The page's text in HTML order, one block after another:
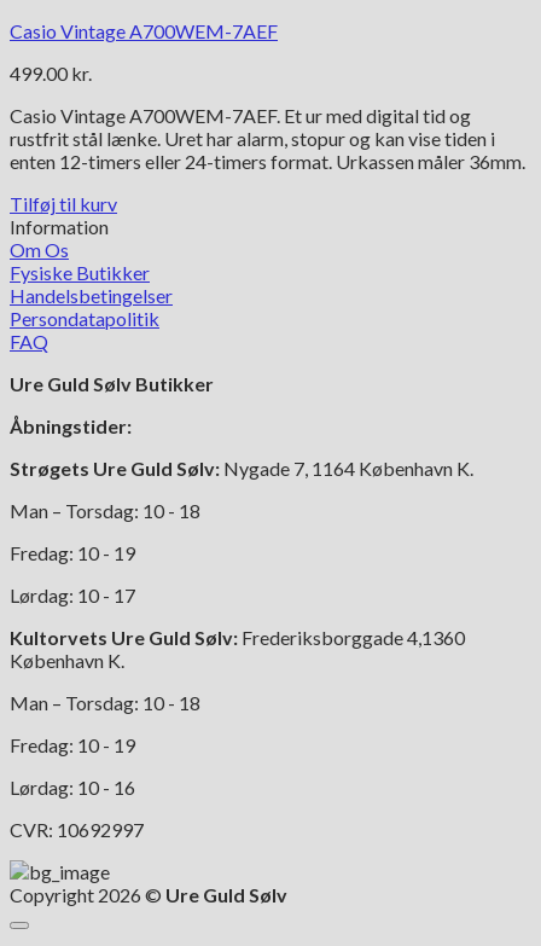
Casio Vintage A700WEM-7AEF
499.00 kr.
Casio Vintage A700WEM-7AEF. Et ur med digital tid og
rustfrit stål lænke. Uret har alarm, stopur og kan vise tiden i
enten 12-timers eller 24-timers format. Urkassen måler 36mm.
Tilføj til kurv
Information
Om Os
Fysiske Butikker
Handelsbetingelser
Persondatapolitik
FAQ
Ure Guld Sølv Butikker
Åbningstider:
Strøgets Ure Guld Sølv: Nygade 7, 1164 København K.
Man – Torsdag: 10 - 18
Fredag: 10 - 19
Lørdag: 10 - 17
Kultorvets Ure Guld Sølv: Frederiksborggade 4,1360
København K.
Man – Torsdag: 10 - 18
Fredag: 10 - 19
Lørdag: 10 - 16
CVR: 10692997
Copyright 2026 © Ure Guld Sølv